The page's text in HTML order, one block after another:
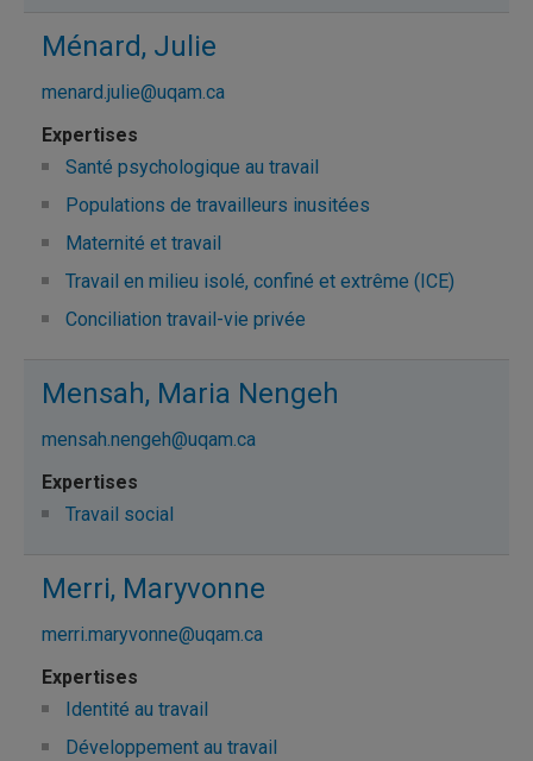
Ménard, Julie
menard.julie@uqam.ca
Santé psychologique au travail
Populations de travailleurs inusitées
Maternité et travail
Travail en milieu isolé, confiné et extrême (ICE)
Conciliation travail-vie privée
Mensah, Maria Nengeh
mensah.nengeh@uqam.ca
Travail social
Merri, Maryvonne
merri.maryvonne@uqam.ca
Identité au travail
Développement au travail